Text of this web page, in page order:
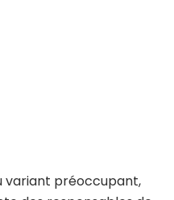
variant préoccupant,